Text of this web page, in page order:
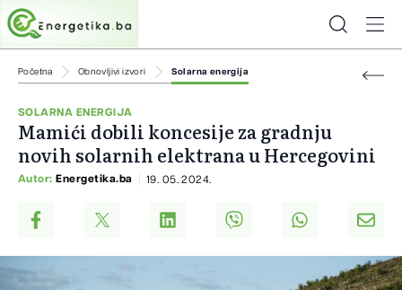
Početna Obnovljivi izvori Solarna energija
SOLARNA ENERGIJA
Mamići dobili koncesije za gradnju
novih solarnih elektrana u Hercegovini
Autor: Energetika.ba 19. 05. 2024.